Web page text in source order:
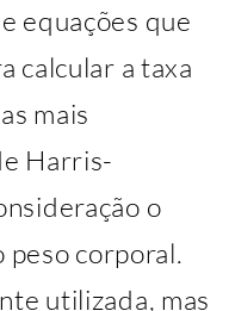
equações que
calcular a taxa
mais
Harris-
o
peso corporal.
utilizada, mas